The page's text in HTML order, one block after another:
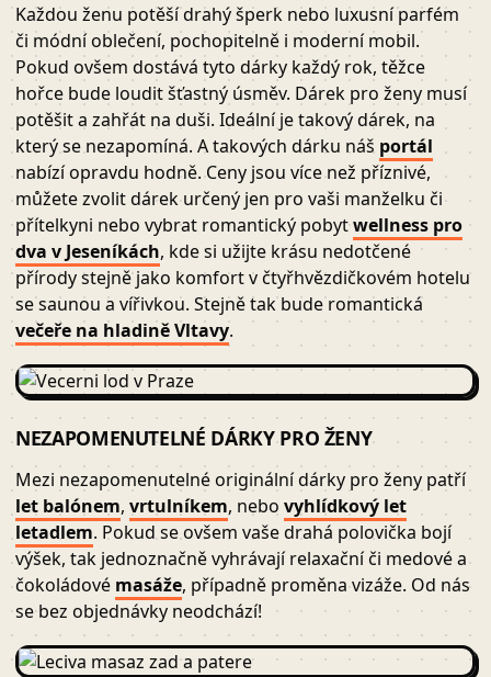
Každou ženu potěší drahý šperk nebo luxusní parfém
či módní oblečení, pochopitelně i moderní mobil.
Pokud ovšem dostává tyto dárky každý rok, těžce
hořce bude loudit šťastný úsměv. Dárek pro ženy musí
potěšit a zahřát na duši. Ideální je takový dárek, na
který se nezapomíná. A takových dárku náš portál
nabízí opravdu hodně. Ceny jsou více než příznivé,
můžete zvolit dárek určený jen pro vaši manželku či
přítelkyni nebo vybrat romantický pobytwellness pro
dva v Jeseníkách, kde si užijte krásu nedotčené
přírody stejně jako komfort v čtyřhvězdičkovém hotelu
se saunou a vířivkou. Stejně tak bude romantická
večeře na hladině Vltavy.
NEZAPOMENUTELNÉ DÁRKY PRO ŽENY
Mezi nezapomenutelné originální dárky pro ženy patří
let balónem, vrtulníkem, nebo vyhlídkový let
letadlem. Pokud se ovšem vaše drahá polovička bojí
výšek, tak jednoznačně vyhrávají relaxační či medové a
čokoládové masáže, případně proměna vizáže. Od nás
se bez objednávky neodchází!